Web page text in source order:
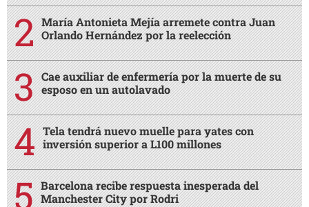
María Antonieta Mejía arremete contra Juan
Orlando Hernández por la reelección
Cae auxiliar de enfermería por la muerte de su
esposo en un autolavado
Tela tendrá nuevo muelle para yates con
inversión superior a L100 millones
Barcelona recibe respuesta inesperada del
Manchester City por Rodri